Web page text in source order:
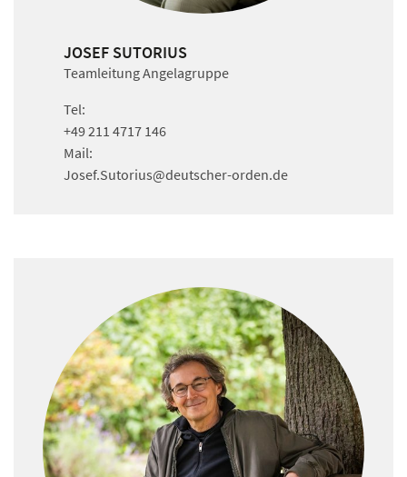
JOSEF SUTORIUS
Teamleitung Angelagruppe
Tel:
+49 211 4717 146
Mail:
Josef.Sutorius@deutscher-orden.de